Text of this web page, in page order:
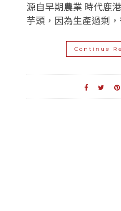
源自早期農業 時代鹿
芋頭，因為生產過剩
Continue